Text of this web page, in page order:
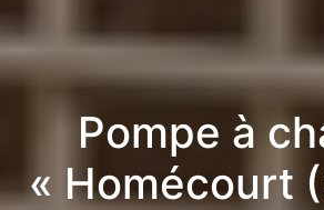
Pompe à
« Homécourt